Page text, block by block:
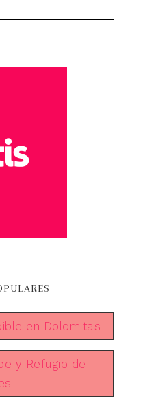
en Dolomitas
y Refugio de